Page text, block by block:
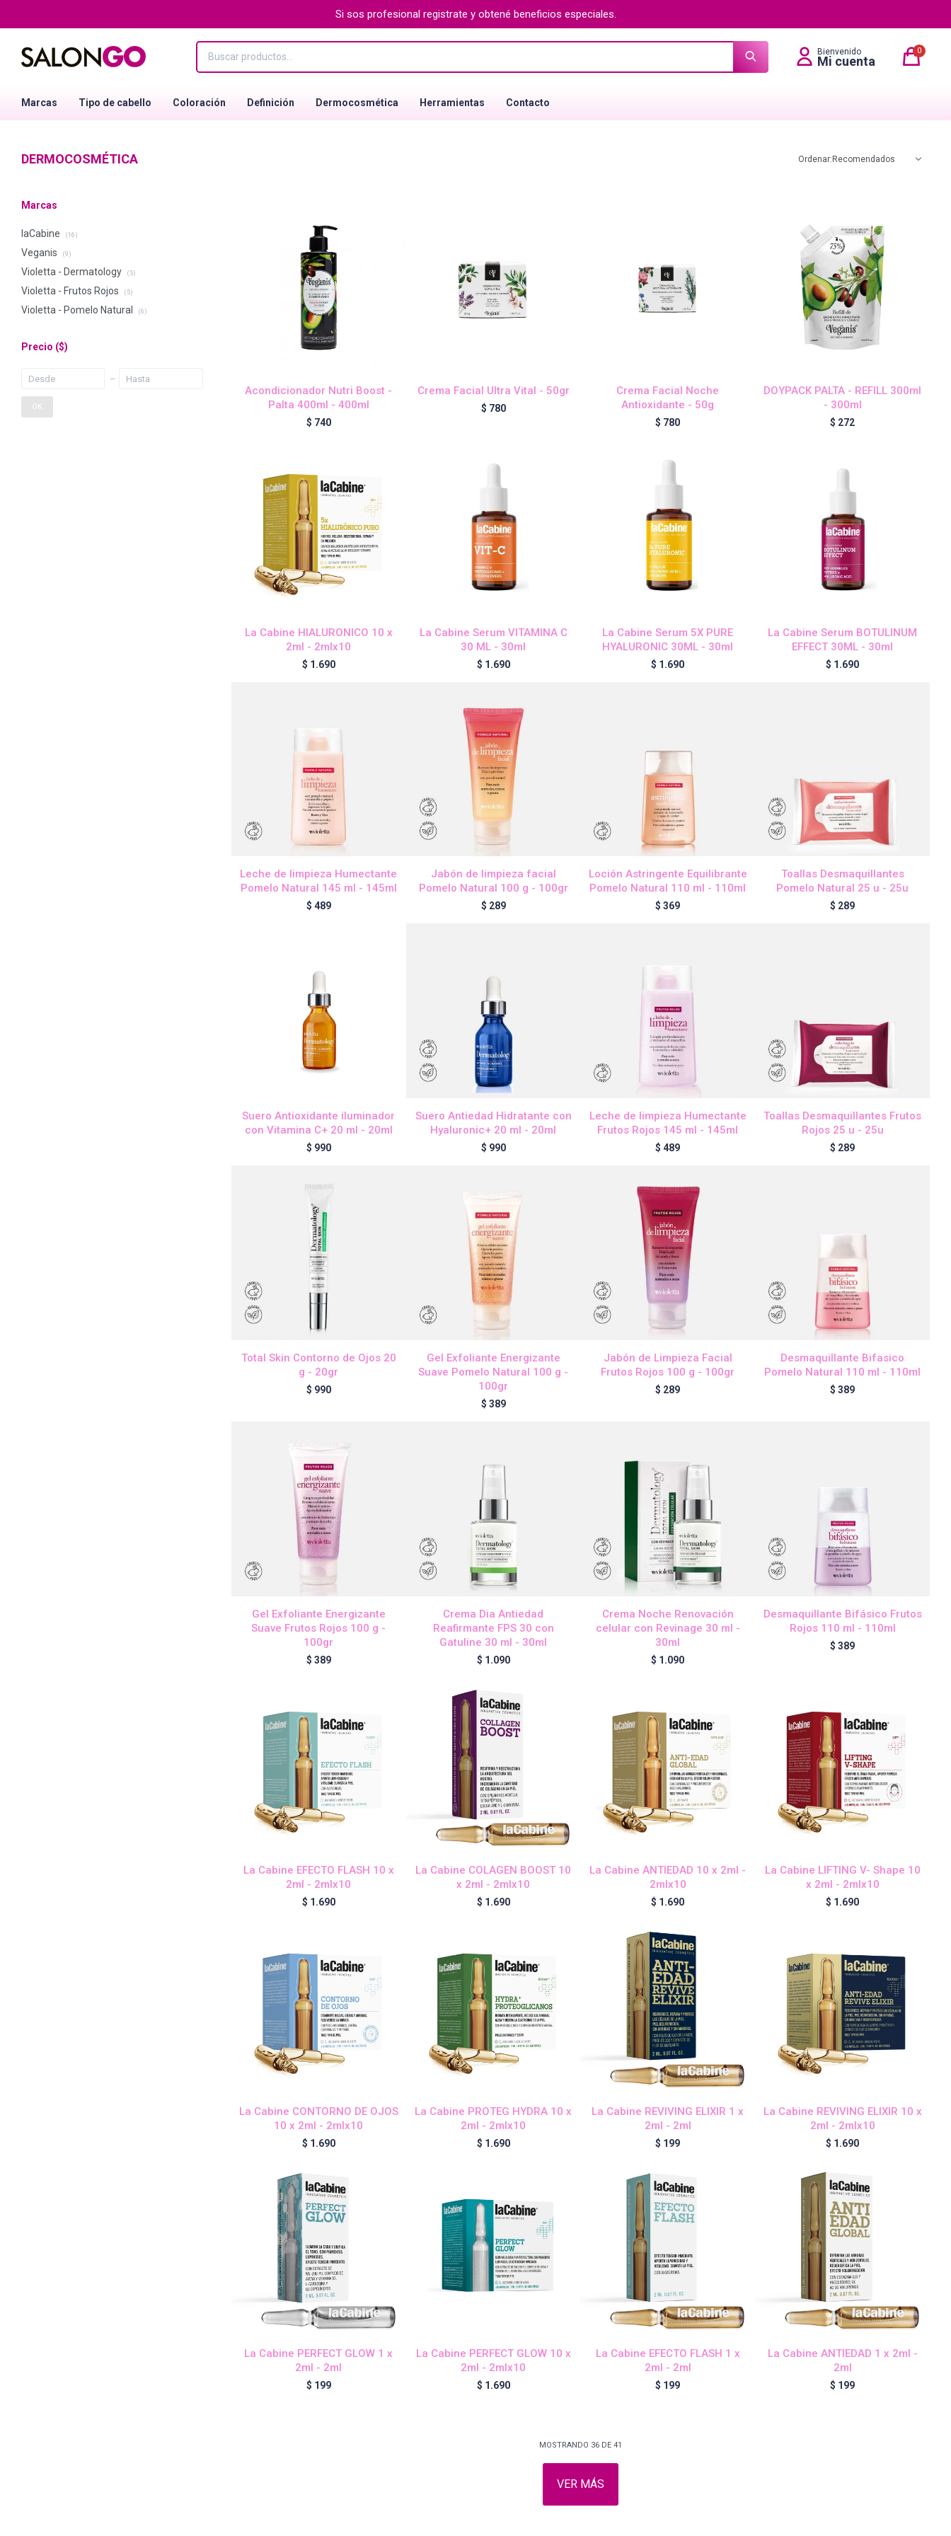
Si sos profesional registrate y obtené beneficios especiales.
Marcas Tipo de cabello Coloración Definición Dermocosmética Herramientas Contacto
0
DERMOCOSMÉTICA Recomendados
Acondicionador Nutri Boost -
Palta 400ml - 400ml
$ 740
Crema Facial Ultra Vital - 50gr
$ 780
Crema Facial Noche
Antioxidante - 50g
$ 780
DOYPACK PALTA - REFILL 300ml
- 300ml
$ 272
La Cabine HIALURONICO 10 x
2ml - 2mlx10
$ 1.690
La Cabine Serum VITAMINA C
30 ML - 30ml
$ 1.690
La Cabine Serum 5X PURE
HYALURONIC 30ML - 30ml
$ 1.690
La Cabine Serum BOTULINUM
EFFECT 30ML - 30ml
$ 1.690
Leche de limpieza Humectante
Pomelo Natural 145 ml - 145ml
$ 489
Jabón de limpieza facial
Pomelo Natural 100 g - 100gr
$ 289
Loción Astringente Equilibrante
Pomelo Natural 110 ml - 110ml
$ 369
Toallas Desmaquillantes
Pomelo Natural 25 u - 25u
$ 289
Suero Antioxidante iluminador
con Vitamina C+ 20 ml - 20ml
$ 990
Suero Antiedad Hidratante con
Hyaluronic+ 20 ml - 20ml
$ 990
Leche de limpieza Humectante
Frutos Rojos 145 ml - 145ml
$ 489
Toallas Desmaquillantes Frutos
Rojos 25 u - 25u
$ 289
Total Skin Contorno de Ojos 20
g - 20gr
$ 990
Gel Exfoliante Energizante
Suave Pomelo Natural 100 g -
100gr
$ 389
Jabón de Limpieza Facial
Frutos Rojos 100 g - 100gr
$ 289
Desmaquillante Bifasico
Pomelo Natural 110 ml - 110ml
$ 389
Gel Exfoliante Energizante
Suave Frutos Rojos 100 g -
100gr
$ 389
Crema Dia Antiedad
Reafirmante FPS 30 con
Gatuline 30 ml - 30ml
$ 1.090
Crema Noche Renovación
celular con Revinage 30 ml -
30ml
$ 1.090
Desmaquillante Bifásico Frutos
Rojos 110 ml - 110ml
$ 389
La Cabine EFECTO FLASH 10 x
2ml - 2mlx10
$ 1.690
La Cabine COLAGEN BOOST 10
x 2ml - 2mlx10
$ 1.690
La Cabine ANTIEDAD 10 x 2ml -
2mlx10
$ 1.690
La Cabine LIFTING V- Shape 10
x 2ml - 2mlx10
$ 1.690
La Cabine CONTORNO DE OJOS
10 x 2ml - 2mlx10
$ 1.690
La Cabine PROTEG HYDRA 10 x
2ml - 2mlx10
$ 1.690
La Cabine REVIVING ELIXIR 1 x
2ml - 2ml
$ 199
La Cabine REVIVING ELIXIR 10 x
2ml - 2mlx10
$ 1.690
La Cabine PERFECT GLOW 1 x
2ml - 2ml
$ 199
La Cabine PERFECT GLOW 10 x
2ml - 2mlx10
$ 1.690
La Cabine EFECTO FLASH 1 x
2ml - 2ml
$ 199
La Cabine ANTIEDAD 1 x 2ml -
2ml
$ 199
MOSTRANDO 36DE 41
VER MÁS
Marcas
laCabine (16)
Veganis (9)
Violetta - Dermatology (5)
Violetta - Frutos Rojos (5)
Violetta - Pomelo Natural (6)
Precio ($)
OK